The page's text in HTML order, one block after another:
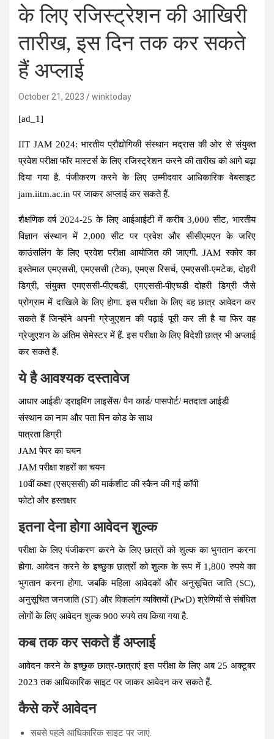
के लिए रजिस्ट्रेशन की आखिरी
तारीख, इस दिन तक कर सकते
हैं अप्लाई
October 21, 2023 winktoday
[ad_1]
IIT JAM 2024: भारतीय प्रौद्योगिकी संस्थान मद्रास की ओर से संयुक्त
प्रवेश परीक्षा फॉर मास्टर्स के लिए रजिस्ट्रेशन करने की तारीख को आगे बढ़ा
दिया गया है. पंजीकरण करने के लिए उम्मीदवार आधिकारिक वेबसाइट
jam.iitm.ac.in पर जाकर अप्लाई कर सकते हैं.
शैक्षणिक वर्ष 2024-25 के लिए आईआईटी में करीब 3,000 सीट, भारतीय
विज्ञान संस्थान में 2,000 सीट पर प्रवेश और सीसीएमएन के जरिए
काउंसलिंग के लिए प्रवेश परीक्षा आयोजित की जाएगी. JAM स्कोर का
इस्तेमाल एमएससी, एमएससी (टेक), एमएस रिसर्च, एमएससी-एमटेक, दोहरी
डिग्री, संयुक्त एमएससी-पीएचडी, एमएससी-पीएचडी दोहरी डिग्री जैसे
प्रोग्राम में दाखिले के लिए होगा. इस परीक्षा के लिए वह छात्र आवेदन कर
सकते हैं जिन्होंने अपनी ग्रेजुएशन की पढ़ाई पूरी कर ली है या फिर वह
ग्रेजुएशन के अंतिम सेमेस्टर में हैं. इस परीक्षा के लिए विदेशी छात्र भी अप्लाई
कर सकते हैं.
ये है आवश्यक दस्तावेज
आधार आईडी/ ड्राइविंग लाइसेंस/ पैन कार्ड/ पासपोर्ट/ मतदाता आईडी
संस्थान का नाम और पता पिन कोड के साथ
पात्रता डिग्री
JAM पेपर का चयन
JAM परीक्षा शहरों का चयन
10वीं कक्षा (एसएससी) की मार्कशीट की स्कैन की गई कॉपी
फोटो और हस्ताक्षर
इतना देना होगा आवेदन शुल्क
परीक्षा के लिए पंजीकरण करने के लिए छात्रों को शुल्क का भुगतान करना
होगा. आवेदन करने के इच्छुक छात्रों को शुल्क के रूप में 1,800 रुपये का
भुगतान करना होगा. जबकि महिला आवेदकों और अनुसूचित जाति (SC),
अनुसूचित जनजाति (ST) और विकलांग व्यक्तियों (PwD) श्रेणियों से संबंधित
लोगों के लिए आवेदन शुल्क 900 रुपये तय किया गया है.
कब तक कर सकते हैं अप्लाई
आवेदन करने के इच्छुक छात्र-छात्राएं इस परीक्षा के लिए अब 25 अक्टूबर
2023 तक आधिकारिक साइट पर जाकर आवेदन कर सकते हैं.
कैसे करें आवेदन
सबसे पहले आधिकारिक साइट पर जाएं.